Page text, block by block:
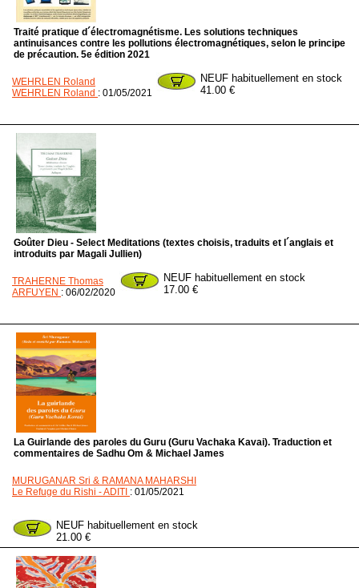
Traité pratique d´électromagnétisme. Les solutions techniques
antinuisances contre les pollutions électromagnétiques, selon le principe
de précaution. 5e édition 2021
WEHRLEN Roland
WEHRLEN Roland : 01/05/2021
NEUF habituellement en stock
41.00 €
Goûter Dieu - Select Meditations (textes choisis, traduits et l´anglais et
introduits par Magali Jullien)
TRAHERNE Thomas
ARFUYEN : 06/02/2020
NEUF habituellement en stock
17.00 €
La Guirlande des paroles du Guru (Guru Vachaka Kavai). Traduction et
commentaires de Sadhu Om & Michael James
MURUGANAR Sri & RAMANA MAHARSHI
Le Refuge du Rishi - ADITI : 01/05/2021
NEUF habituellement en stock
21.00 €